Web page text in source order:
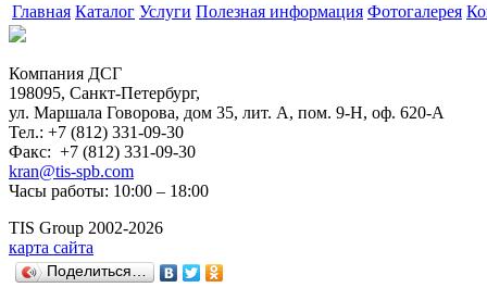
Главная Каталог Услуги Полезная информация Фотогалерея
Компания ДСГ
198095, Санкт-Петербург,
ул. Маршала Говорова, дом 35, лит. А, пом. 9-H, оф. 620-А
Тел.: +7 (812) 331-09-30
Факс: +7 (812) 331-09-30
kran@tis-spb.com
Часы работы: 10:00 – 18:00
TIS Group 2002-2026
карта сайта
Поделиться…